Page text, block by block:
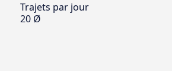
Trajets par jour
20 Ø